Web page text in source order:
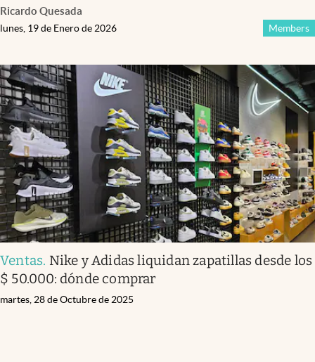
Ricardo Quesada
Members
lunes, 19 de Enero de 2026
Ventas. Nike y Adidas liquidan zapatillas desde los
$ 50.000: dónde comprar
martes, 28 de Octubre de 2025